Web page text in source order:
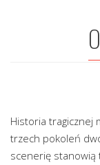
Historia tragicznej
trzech pokoleń
scenerię stanowią